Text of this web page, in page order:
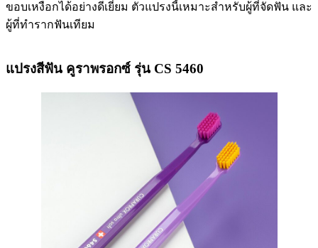
ขอบเหงือกได้อย่างดีเยี่ยม ตัวแปรงนี้เหมาะสำหรับผู้ที่จัดฟัน และ
ผู้ที่ทำรากฟันเทียม
แปรงสีฟัน คูราพรอกซ์ รุ่น CS 5460